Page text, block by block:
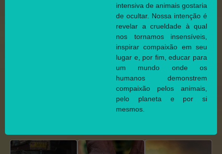
intensiva de animais gostaria
de ocultar. Nossa intenção é
revelar a crueldade à qual
nos tornamos insensíveis,
inspirar compaixão em seu
lugar e, por fim, educar para
um mundo onde os
humanos demonstrem
compaixão pelos animais,
pelo planeta e por si
mesmos.